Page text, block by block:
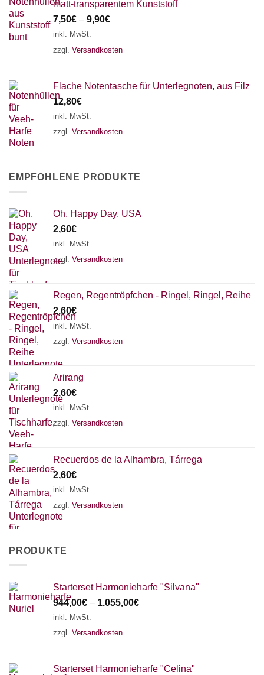
matt-transparentem Kunststoff
7,50€ – 9,90€
inkl. MwSt.
zzgl. Versandkosten
Flache Notentasche für Unterlegnoten, aus Filz
12,80€
inkl. MwSt.
zzgl. Versandkosten
EMPFOHLENE PRODUKTE
Oh, Happy Day, USA
2,60€
inkl. MwSt.
zzgl. Versandkosten
Regen, Regentröpfchen - Ringel, Ringel, Reihe
2,60€
inkl. MwSt.
zzgl. Versandkosten
Arirang
2,60€
inkl. MwSt.
zzgl. Versandkosten
Recuerdos de la Alhambra, Tárrega
2,60€
inkl. MwSt.
zzgl. Versandkosten
PRODUKTE
Starterset Harmonieharfe "Silvana"
944,00€ – 1.055,00€
inkl. MwSt.
zzgl. Versandkosten
Starterset Harmonieharfe "Celina"